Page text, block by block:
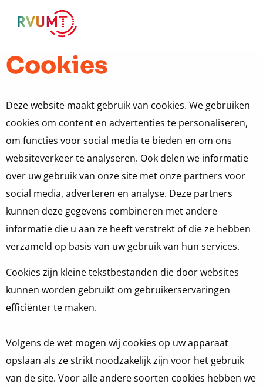
Cookies
Deze website maakt gebruik van cookies. We gebruiken
cookies om content en advertenties te personaliseren,
om functies voor social media te bieden en om ons
websiteverkeer te analyseren. Ook delen we informatie
over uw gebruik van onze site met onze partners voor
social media, adverteren en analyse. Deze partners
kunnen deze gegevens combineren met andere
informatie die u aan ze heeft verstrekt of die ze hebben
verzameld op basis van uw gebruik van hun services.
Cookies zijn kleine tekstbestanden die door websites
kunnen worden gebruikt om gebruikerservaringen
efficiënter te maken.
Volgens de wet mogen wij cookies op uw apparaat
opslaan als ze strikt noodzakelijk zijn voor het gebruik
van de site. Voor alle andere soorten cookies hebben we